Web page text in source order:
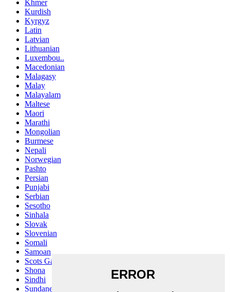
Khmer
Kurdish
Kyrgyz
Latin
Latvian
Lithuanian
Luxembou..
Macedonian
Malagasy
Malay
Malayalam
Maltese
Maori
Marathi
Mongolian
Burmese
Nepali
Norwegian
Pashto
Persian
Punjabi
Serbian
Sesotho
Sinhala
Slovak
Slovenian
Somali
Samoan
Scots Gaelic
Shona
Sindhi
Sundanese